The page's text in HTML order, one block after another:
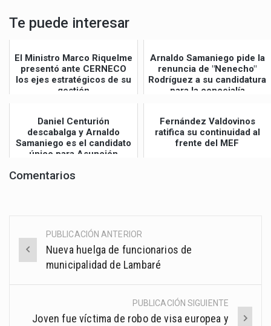
Te puede interesar
El Ministro Marco Riquelme
presentó ante CERNECO
los ejes estratégicos de su
gestión
Arnaldo Samaniego pide la
renuncia de "Nenecho"
Rodríguez a su candidatura
para la concejalía
Daniel Centurión
descabalga y Arnaldo
Samaniego es el candidato
único para Asunción
Fernández Valdovinos
ratifica su continuidad al
frente del MEF
Comentarios
Post
navigation
PUBLICACIÓN ANTERIOR
Nueva huelga de funcionarios de
municipalidad de Lambaré
PUBLICACIÓN SIGUIENTE
Joven fue víctima de robo de visa europea y